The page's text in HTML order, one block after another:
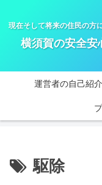
現在そして将来の住民の方
横須賀の安全
運営者の自己紹介
駆除